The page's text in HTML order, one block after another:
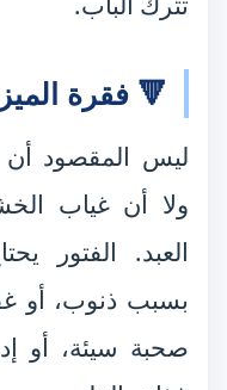
🔻 فقرة
ليس المقصود أن
ولا أن غياب
العبد. الفتور
بسبب ذنوب، أو
صحبة سيئة، أو